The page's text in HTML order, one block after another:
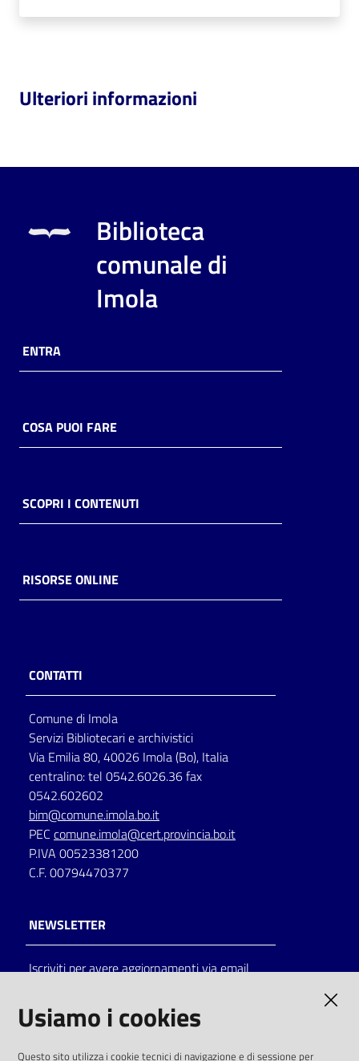
Ulteriori informazioni
Biblioteca
comunale di
Imola
ENTRA
COSA PUOI FARE
SCOPRI I CONTENUTI
RISORSE ONLINE
CONTATTI
Comune di Imola
Servizi Bibliotecari e archivistici
Via Emilia 80, 40026 Imola (Bo), Italia
centralino: tel 0542.6026.36 fax
0542.602602
bim@comune.imola.bo.it
PEC comune.imola@cert.provincia.bo.it
P.IVA 00523381200
C.F. 00794470377
NEWSLETTER
Iscriviti per avere aggiornamenti via email
Usiamo i cookies
Questo sito utilizza i cookie tecnici di navigazione e di sessione per